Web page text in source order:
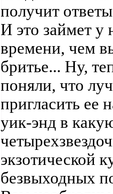
получит
И это займет у
времени, чем
бритье... Ну,
поняли, что
пригласить ее
уик-энд в
экзотической
безвыходных